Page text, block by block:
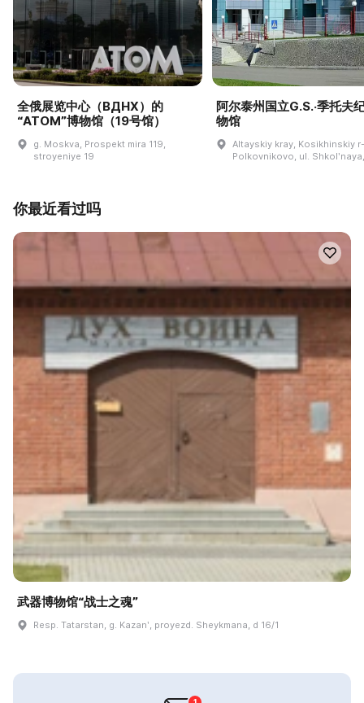
全俄展览中心（ВДНХ）的
“ATOM”博物馆（19号馆）
g. Moskva, Prospekt mira 119,
stroyeniye 19
阿尔泰州国立G.S.·季托夫
物馆
Altayskiy kray, Kosikhinskiy
Polkovnikovo, ul.
你最近看过吗
武器博物馆“战士之魂”
Resp. Tatarstan, g. Kazanʹ, proyezd. Sheykmana, d 16/1